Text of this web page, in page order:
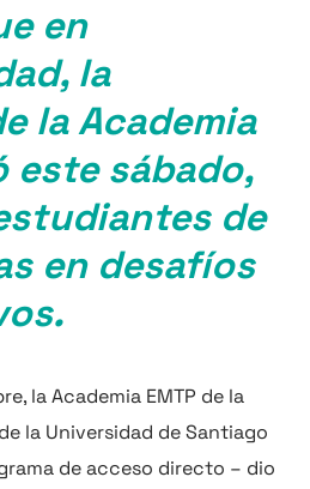
en
la
la Academia
este sábado,
de
en desafíos
la Academia EMTP de la
la Universidad de Santiago
de acceso directo – dio